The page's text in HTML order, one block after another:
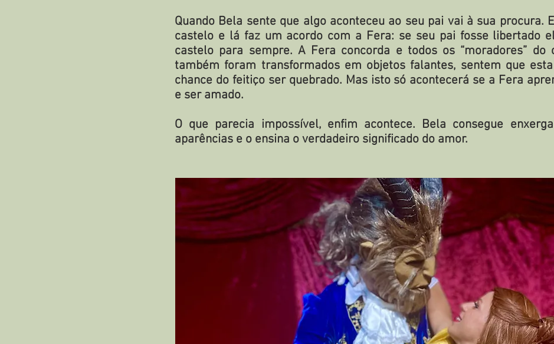
Quando Bela sente que algo aconteceu ao seu pai vai à sua procura.
castelo e lá faz um acordo com a Fera: se seu pai fosse libertado
castelo para sempre. A Fera concorda e todos os “moradores” do
também foram transformados em objetos falantes, sentem que
chance do feitiço ser quebrado. Mas isto só acontecerá se a Fera
e ser amado.
O que parecia impossível, enfim acontece. Bela consegue
aparências e o ensina o verdadeiro significado do amor.